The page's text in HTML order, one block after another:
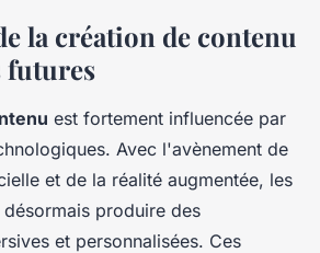
la création de contenu
futures
est fortement influencée par
Avec l'avènement de
et de la réalité augmentée, les
produire des
et personnalisées. Ces